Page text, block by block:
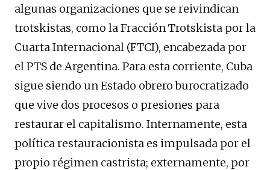
algunas organizaciones que se reivindican
trotskistas, como la Fracción Trotskista por la
Cuarta Internacional (FTCI), encabezada por
el PTS de Argentina. Para esta corriente, Cuba
sigue siendo un Estado obrero burocratizado
que vive dos procesos o presiones para
restaurar el capitalismo. Internamente, esta
política restauracionista es impulsada por el
propio régimen castrista; externamente, por